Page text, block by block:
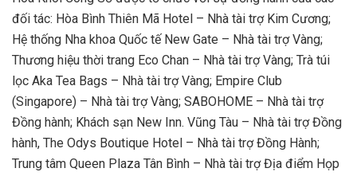
đối tác: Hòa Bình Thiên Mã Hotel – Nhà tài trợ Kim Cương;
Hệ thống Nha khoa Quốc tế New Gate – Nhà tài trợ Vàng;
Thương hiệu thời trang Eco Chan – Nhà tài trợ Vàng; Trà túi
lọc Aka Tea Bags – Nhà tài trợ Vàng; Empire Club
(Singapore) – Nhà tài trợ Vàng; SABOHOME – Nhà tài trợ
Đồng hành; Khách sạn New Inn. Vũng Tàu – Nhà tài trợ Đồng
hành, The Odys Boutique Hotel – Nhà tài trợ Đồng Hành;
Trung tâm Queen Plaza Tân Bình – Nhà tài trợ Địa điểm Họp